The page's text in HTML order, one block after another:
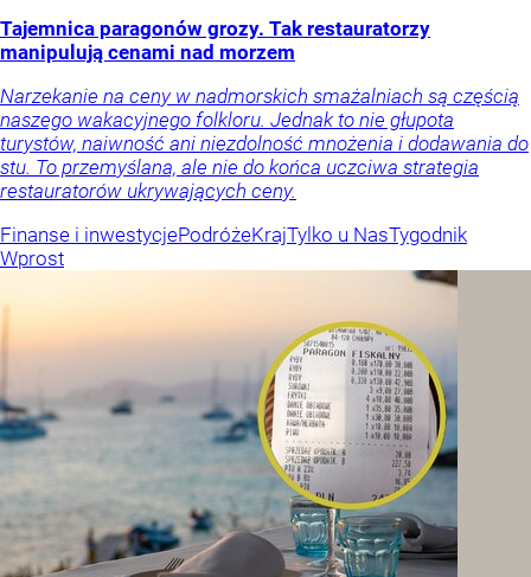
Tajemnica paragonów grozy. Tak restauratorzy
manipulują cenami nad morzem
Narzekanie na ceny w nadmorskich smażalniach są częścią
naszego wakacyjnego folkloru. Jednak to nie głupota
turystów, naiwność ani niezdolność mnożenia i dodawania do
stu. To przemyślana, ale nie do końca uczciwa strategia
restauratorów ukrywających ceny.
Finanse i inwestycjePodróżeKrajTylko u NasTygodnik
Wprost